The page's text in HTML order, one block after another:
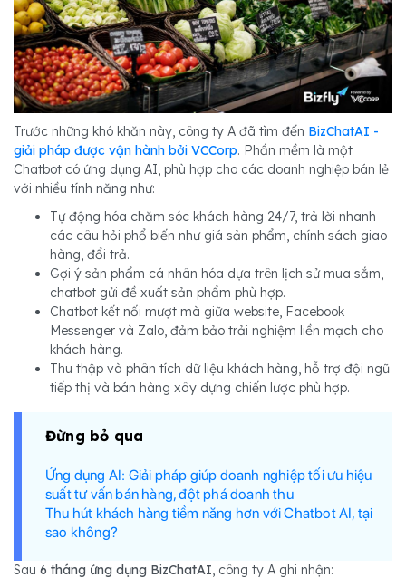
Trước những khó khăn này, công ty A đã tìm đến BizChatAI -
giải pháp được vận hành bởi VCCorp. Phần mềm là một
Chatbot có ứng dụng AI, phù hợp cho các doanh nghiệp bán lẻ
với nhiều tính năng như:
Tự động hóa chăm sóc khách hàng 24/7, trả lời nhanh
các câu hỏi phổ biến như giá sản phẩm, chính sách giao
hàng, đổi trả.
Gợi ý sản phẩm cá nhân hóa dựa trên lịch sử mua sắm,
chatbot gửi đề xuất sản phẩm phù hợp.
Chatbot kết nối mượt mà giữa website, Facebook
Messenger và Zalo, đảm bảo trải nghiệm liền mạch cho
khách hàng.
Thu thập và phân tích dữ liệu khách hàng, hỗ trợ đội ngũ
tiếp thị và bán hàng xây dựng chiến lược phù hợp.
Đừng bỏ qua
Ứng dụng AI: Giải pháp giúp doanh nghiệp tối ưu hiệu
suất tư vấn bán hàng, đột phá doanh thu
Thu hút khách hàng tiềm năng hơn với Chatbot AI, tại
sao không?
Sau 6 tháng ứng dụng BizChatAI, công ty A ghi nhận: